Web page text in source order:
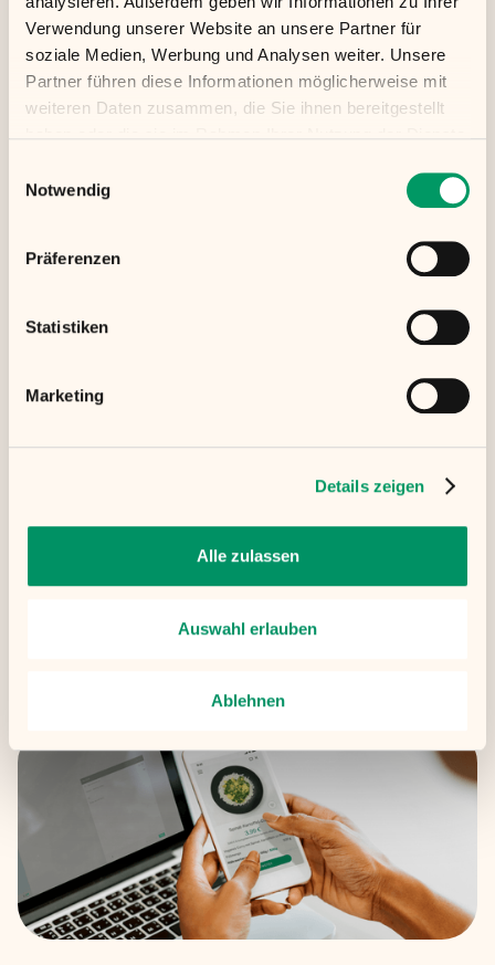
Verwendung unserer Website an unsere Partner für
soziale Medien, Werbung und Analysen weiter. Unsere
Partner führen diese Informationen möglicherweise mit
weiteren Daten zusammen, die Sie ihnen bereitgestellt
Notwendig
Präferenzen
Statistiken
Marketing
Details zeigen
Alle zulassen
Auswahl erlauben
Ablehnen
Innovative Verpflegung im ländlichen
Industriegebiet: EIZO GmbH setzt auf
Die Umstellung von einem Tiefkühlanbieter zu
müssen. Das Konzept von freshtaste stellt eine